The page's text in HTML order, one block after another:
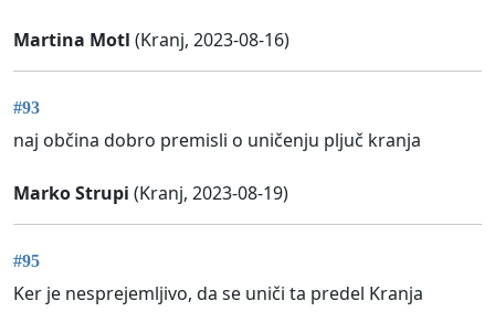
Martina Motl (Kranj, 2023-08-16)
#93
naj občina dobro premisli o uničenju pljuč kranja
Marko Strupi (Kranj, 2023-08-19)
#95
Ker je nesprejemljivo, da se uniči ta predel Kranja